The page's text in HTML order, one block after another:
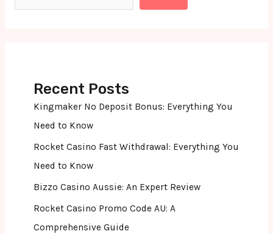
Recent Posts
Kingmaker No Deposit Bonus: Everything You
Need to Know
Rocket Casino Fast Withdrawal: Everything You
Need to Know
Bizzo Casino Aussie: An Expert Review
Rocket Casino Promo Code AU: A
Comprehensive Guide